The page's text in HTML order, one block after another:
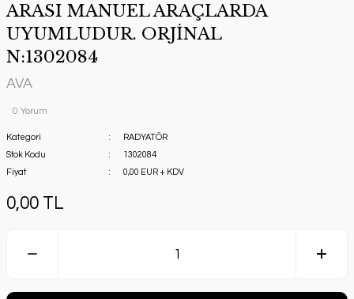
ARASI MANUEL ARAÇLARDA
UYUMLUDUR. ORJİNAL
N:1302084
AVA
0 Yorum
Kategori
RADYATÖR
Stok Kodu
1302084
Fiyat
0,00 EUR + KDV
0,00 TL